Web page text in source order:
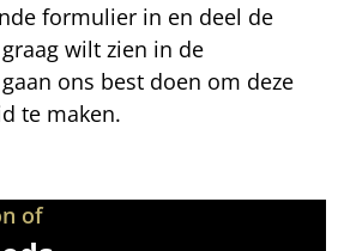
formulier in en deel de
wilt zien in de
ons best doen om deze
te maken.
of